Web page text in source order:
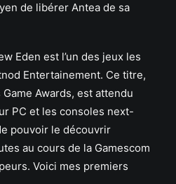
de libérer Antea de sa
Eden est l’un des jeux les
Entertainement. Ce titre,
Awards, est attendu
PC et les consoles next-
pouvoir le découvrir
au cours de la Gamescom
Voici mes premiers